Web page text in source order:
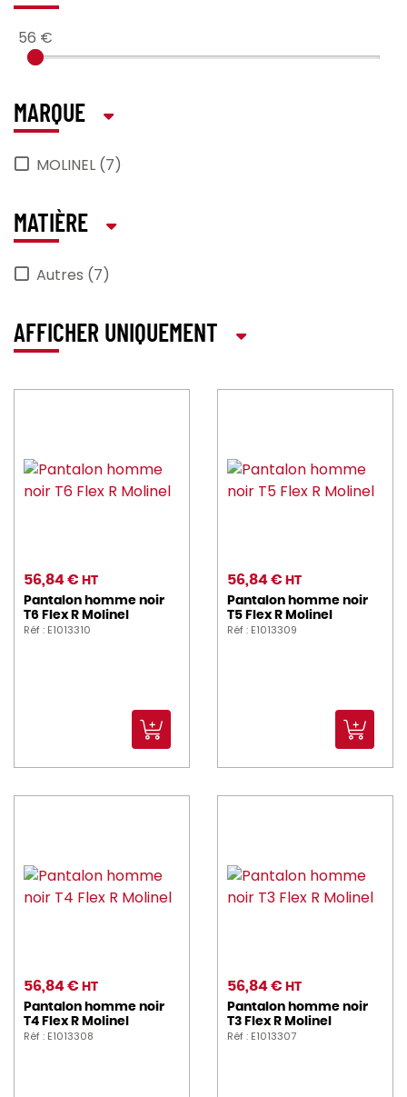
56 €
MARQUE
MOLINEL (7)
MATIÈRE
Autres (7)
AFFICHER UNIQUEMENT
56,84 € HT
Pantalon homme noir
T6 Flex R Molinel
Réf : E1013310
56,84 € HT
Pantalon homme noir
T5 Flex R Molinel
Réf : E1013309
56,84 € HT
Pantalon homme noir
T4 Flex R Molinel
Réf : E1013308
56,84 € HT
Pantalon homme noir
T3 Flex R Molinel
Réf : E1013307